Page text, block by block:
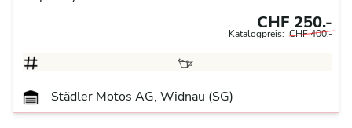
CHF 250.-
Katalogpreis: CHF 400.-
Städler Motos AG, Widnau (SG)